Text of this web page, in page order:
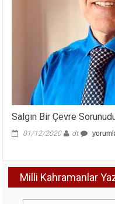
Salgın Bir Çevre
01/12/2020 dt
Salgın
için
Milli Kahramanlar